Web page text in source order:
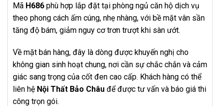
Mã H686 phù hợp lắp đặt tại phòng ngủ căn hộ dịch vụ
theo phong cách ấm cúng, nhẹ nhàng, với bề mặt vân sần
tăng độ bám, giảm nguy cơ trơn trượt khi sàn ướt.
Về mặt bán hàng, đây là dòng được khuyến nghị cho
không gian sinh hoạt chung, nơi cần sự chắc chắn và cảm
giác sang trọng của cốt đen cao cấp. Khách hàng có thể
liên hệ Nội Thất Bảo Châu để được tư vấn và báo giá thi
công trọn gói.